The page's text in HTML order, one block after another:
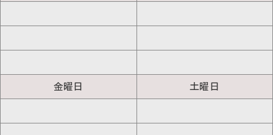
金曜日 土曜日